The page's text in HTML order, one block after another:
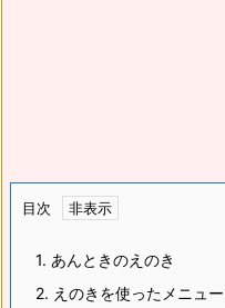
目次
1. あんときのえのき
2. えのきを使ったメニュー